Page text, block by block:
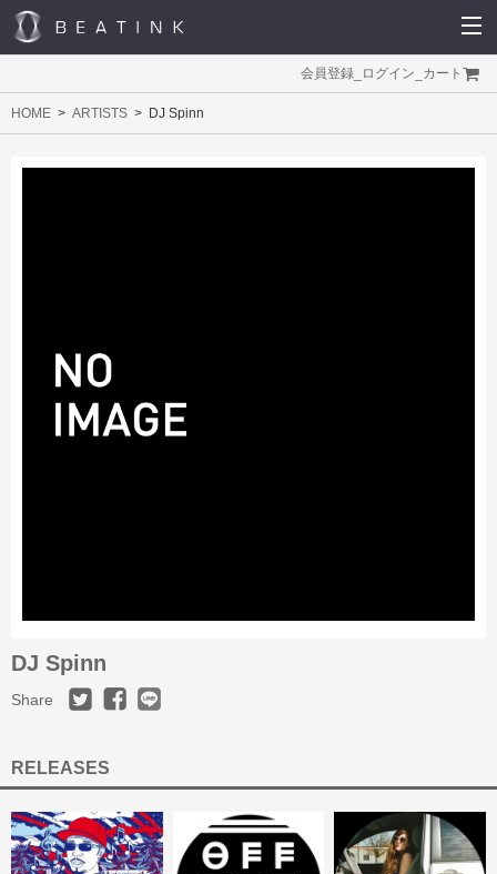
会員登録 ログイン カート
HOME ARTISTS DJ Spinn
DJ Spinn
Share
RELEASES